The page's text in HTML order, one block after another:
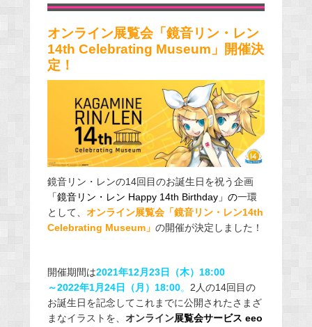
o
o
k
オンライン展覧会「鏡音リン・レン
14th Celebrating Museum」開催決
定！
鏡音リン・レンの14回目のお誕生日を祝う企画
「鏡音リン・レン Happy 14th Birthday」の一環
として、 オンライン展覧会「鏡音リン・レン14th
Celebrating Museum」 の開催が決定しました！
開催期間は2021年12月 23日（木）18:00
～2022年1月 24日（月）18:00。 2人の14回目の
お誕生日を記念してこれまでに公開されたさまざ
まなイラストを、 オンライン展覧会サービス eeo